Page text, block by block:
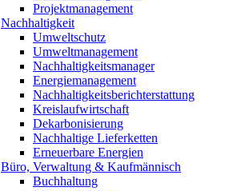
Projektmanagement
Nachhaltigkeit
Umweltschutz
Umweltmanagement
Nachhaltigkeitsmanager
Energiemanagement
Nachhaltigkeitsberichterstattung
Kreislaufwirtschaft
Dekarbonisierung
Nachhaltige Lieferketten
Erneuerbare Energien
Büro, Verwaltung & Kaufmännisch
Buchhaltung